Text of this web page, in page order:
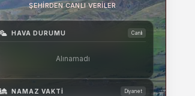
ŞEHIRDEN CANLI VERILER
HAVA DURUMU Canlı
Alınamadı
NAMAZ VAKTI Diyanet